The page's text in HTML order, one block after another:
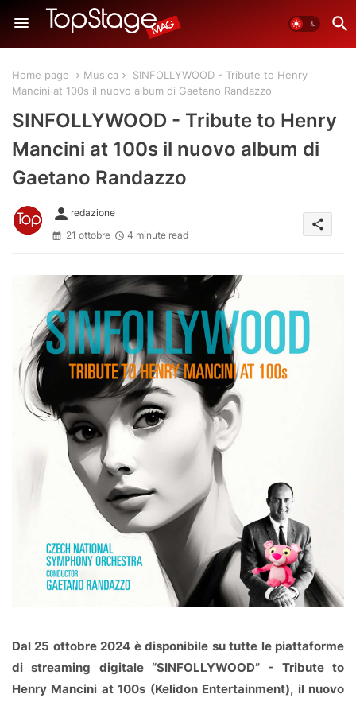
Home page Musica
SINFOLLYWOOD - Tribute to Henry
Mancini at 100s il nuovo album di Gaetano Randazzo
SINFOLLYWOOD - Tribute to Henry
Mancini at 100s il nuovo album di
Gaetano Randazzo
person redazione
21 ottobre
4 minute read
share
Dal 25 ottobre 2024 è disponibile su tutte le piattaforme
di streaming digitale “SINFOLLYWOOD” - Tribute to
Henry Mancini at 100s (Kelidon Entertainment), il nuovo